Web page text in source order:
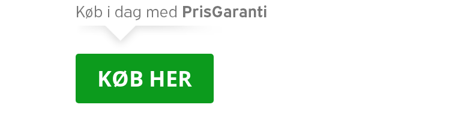
KØB HER